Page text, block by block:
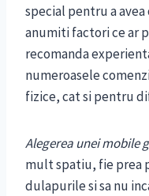
special pentru a
anumiti factori ce ar
recomanda
numeroasele
fizice, cat si pentru
Alegerea unei mobile
mult spatiu, fie prea
dulapurile si sa nu